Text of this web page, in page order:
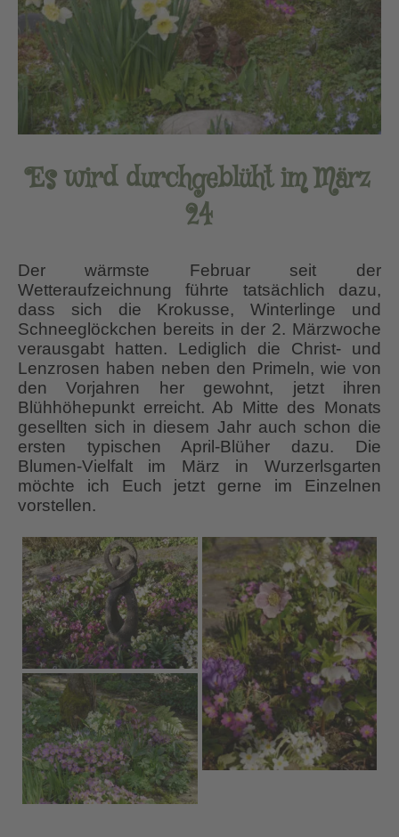
Es wird durchgeblühtim März
24
Der wärmste Februar seit der
Wetteraufzeichnung führte tatsächlich dazu,
dass sich die Krokusse, Winterlinge und
Schneeglöckchen bereits in der 2. Märzwoche
verausgabt hatten. Lediglich die Christ- und
Lenzrosen haben neben den Primeln, wie von
den Vorjahren her gewohnt, jetzt ihren
Blühhöhepunkt erreicht. Ab Mitte des Monats
gesellten sich in diesem Jahr auch schon die
ersten typischen April-Blüher dazu. Die
Blumen-Vielfalt im März in Wurzerlsgarten
möchte ich Euch jetzt gerne im Einzelnen
vorstellen.